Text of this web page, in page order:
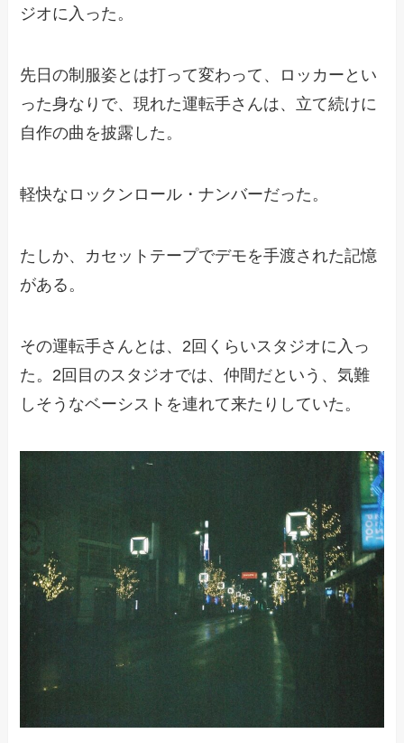
ジオに入った。
先日の制服姿とは打って変わって、ロッカーとい
った身なりで、現れた運転手さんは、立て続けに
自作の曲を披露した。
軽快なロックンロール・ナンバーだった。
たしか、カセットテープでデモを手渡された記憶
がある。
その運転手さんとは、2回くらいスタジオに入っ
た。2回目のスタジオでは、仲間だという、気難
しそうなベーシストを連れて来たりしていた。